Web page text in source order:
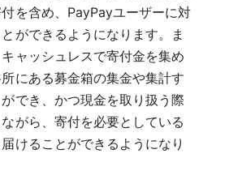
を含め、PayPayユーザーに対
ができるようになります。ま
ャッシュレスで寄付金を集め
にある募金箱の集金や集計す
でき、かつ現金を取り扱う際
がら、寄付を必要としている
けることができるようになり